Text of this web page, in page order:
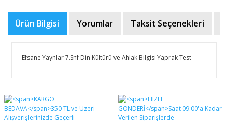
Ürün Bilgisi Yorumlar Taksit Seçenekleri
Efsane Yaynlar 7.Snf Din Kültürü ve Ahlak Bilgisi Yaprak Test
Bu ürüne ilk yorumu siz yapın!
Bu ürünün fiyat bilgisi, resim, ürün açıklamalarında ve
diğer konularda yetersiz gördüğünüz noktaları öneri
formunu kullanarak tarafımıza iletebilirsiniz.
Görüş ve önerileriniz için teşekkür ederiz.